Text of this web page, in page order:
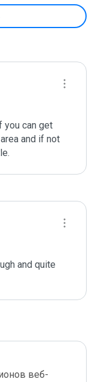
you can get
and if not
and quite
веб-